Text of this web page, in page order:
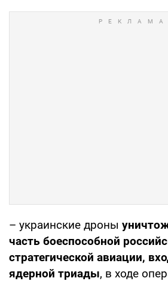
– украинские дроны
часть боеспособной
стратегической авиации,
ядерной триады, в ходе